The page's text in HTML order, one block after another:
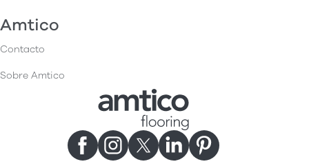
Amtico
Contacto
Sobre Amtico